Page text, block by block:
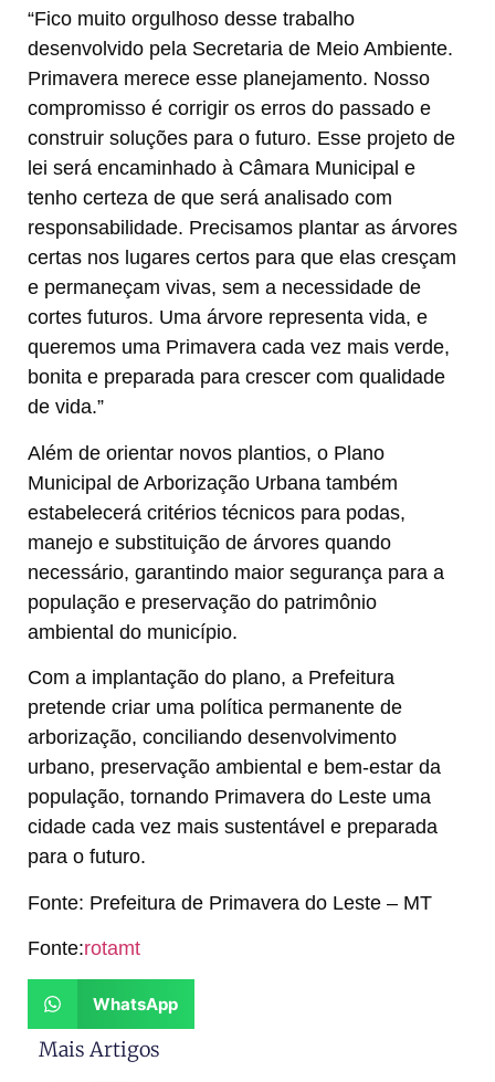
“Fico muito orgulhoso desse trabalho
desenvolvido pela Secretaria de Meio Ambiente.
Primavera merece esse planejamento. Nosso
compromisso é corrigir os erros do passado e
construir soluções para o futuro. Esse projeto de
lei será encaminhado à Câmara Municipal e
tenho certeza de que será analisado com
responsabilidade. Precisamos plantar as árvores
certas nos lugares certos para que elas cresçam
e permaneçam vivas, sem a necessidade de
cortes futuros. Uma árvore representa vida, e
queremos uma Primavera cada vez mais verde,
bonita e preparada para crescer com qualidade
de vida.”
Além de orientar novos plantios, o Plano
Municipal de Arborização Urbana também
estabelecerá critérios técnicos para podas,
manejo e substituição de árvores quando
necessário, garantindo maior segurança para a
população e preservação do patrimônio
ambiental do município.
Com a implantação do plano, a Prefeitura
pretende criar uma política permanente de
arborização, conciliando desenvolvimento
urbano, preservação ambiental e bem-estar da
população, tornando Primavera do Leste uma
cidade cada vez mais sustentável e preparada
para o futuro.
Fonte: Prefeitura de Primavera do Leste – MT
Fonte:rotamt
WhatsApp
Mais Artigos